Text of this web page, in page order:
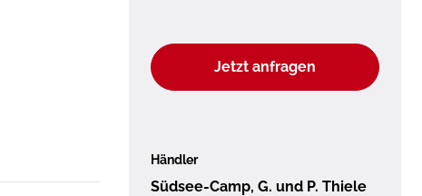
Jetzt anfragen
Händler
Südsee-Camp, G. und P. Thiele